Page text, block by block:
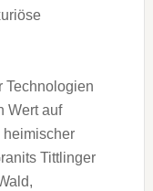
Technologien
Wert auf
heimischer
Tittlinger